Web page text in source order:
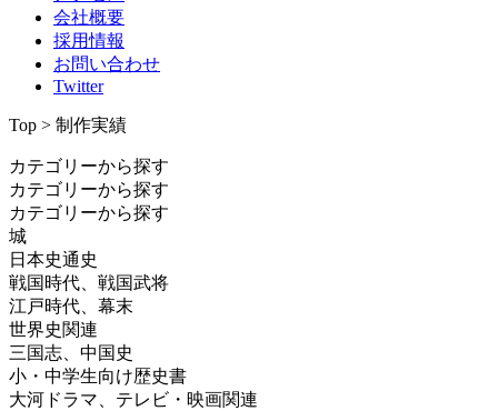
会社概要
採用情報
お問い合わせ
Twitter
Top > 制作実績
カテゴリーから探す
カテゴリーから探す
カテゴリーから探す
城
日本史通史
戦国時代、戦国武将
江戸時代、幕末
世界史関連
三国志、中国史
小・中学生向け歴史書
大河ドラマ、テレビ・映画関連